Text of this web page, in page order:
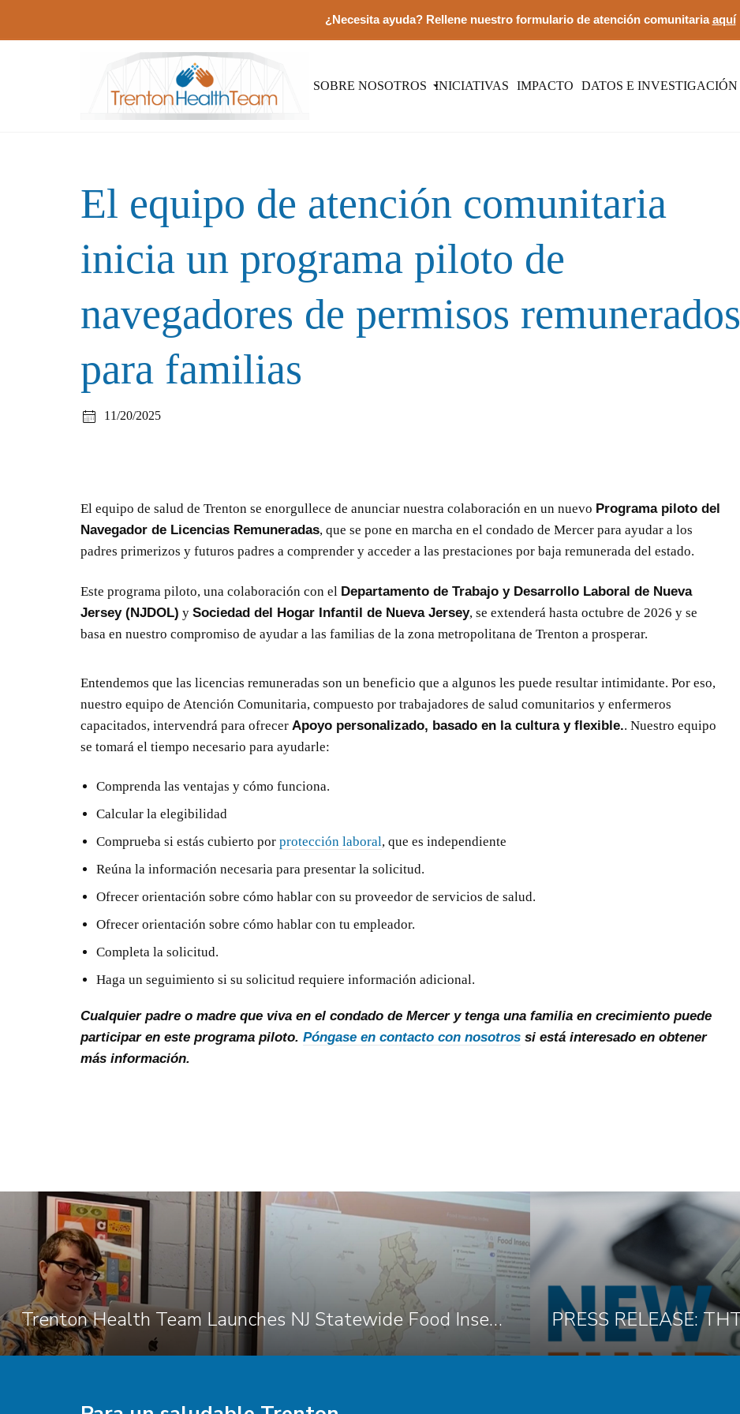
¿Necesita ayuda? Rellene nuestro formulario de atención comunitariaaquí
SOBRE NOSOTROS INICIATIVAS IMPACTO DATOS E INVESTIGACIÓN
El equipo de atención comunitaria
inicia un programa piloto de
navegadores de permisos remunerados
para familias
11/20/2025
El equipo de salud de Trenton se enorgullece de anunciar nuestra colaboración en un nuevo Programa piloto del
Navegador de Licencias Remuneradas, que se pone en marcha en el condado de Mercer para ayudar a los
padres primerizos y futuros padres a comprender y acceder a las prestaciones por baja remunerada del estado.
Este programa piloto, una colaboración con el Departamento de Trabajo y Desarrollo Laboral de Nueva
Jersey (NJDOL) y Sociedad del Hogar Infantil de Nueva Jersey, se extenderá hasta octubre de 2026 y se
basa en nuestro compromiso de ayudar a las familias de la zona metropolitana de Trenton a prosperar.
Entendemos que las licencias remuneradas son un beneficio que a algunos les puede resultar intimidante. Por eso,
nuestro equipo de Atención Comunitaria, compuesto por trabajadores de salud comunitarios y enfermeros
capacitados, intervendrá para ofrecer Apoyo personalizado, basado en la cultura y flexible.. Nuestro equipo
se tomará el tiempo necesario para ayudarle:
Comprenda las ventajas y cómo funciona.
Calcular la elegibilidad
Comprueba si estás cubierto por protección laboral, que es independiente
Reúna la información necesaria para presentar la solicitud.
Ofrecer orientación sobre cómo hablar con su proveedor de servicios de salud.
Ofrecer orientación sobre cómo hablar con tu empleador.
Completa la solicitud.
Haga un seguimiento si su solicitud requiere información adicional.
Cualquier padre o madre que viva en el condado de Mercer y tenga una familia en crecimiento puede
participar en este programa piloto. Póngase en contacto con nosotros si está interesado en obtener
más información.
Trenton Health Team Launches NJ Statewide Food Insecurity Index Tool